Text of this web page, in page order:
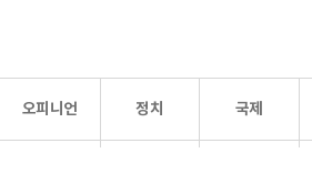
오피니언 정치 국제